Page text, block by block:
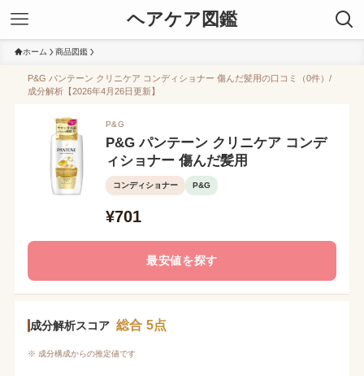
ヘアケア図鑑
ホーム 商品図鑑
P&G パンテーン クリニケア コンディショナー 傷んだ髪用の口コミ（0件）/
成分解析【2026年4月26日更新】
P&G
P&G パンテーン クリニケア コンデ
ィショナー 傷んだ髪用
コンディショナー P&G
¥701
最安値を探す
成分解析スコア 総合 5点
※ 成分構成からの推定値です